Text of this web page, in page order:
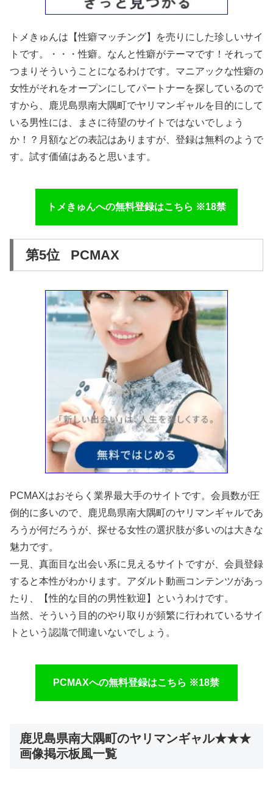
トメきゅんは【性癖マッチング】を売りにした珍しいサイ
トです。・・・性癖。なんと性癖がテーマです！それって
つまりそういうことになるわけです。マニアックな性癖の
女性がそれをオープンにしてパートナーを探しているので
すから、鹿児島県南大隅町でヤリマンギャルを目的にして
いる男性には、まさに待望のサイトではないでしょう
か！？月額などの表記はありますが、登録は無料のようで
す。試す価値はあると思います。
トメきゅんへの無料登録はこちら ※18禁
第5位 PCMAX
PCMAXはおそらく業界最大手のサイトです。会員数が圧
倒的に多いので、鹿児島県南大隅町のヤリマンギャルであ
ろうが何だろうが、探せる女性の選択肢が多いのは大きな
魅力です。
一見、真面目な出会い系に見えるサイトですが、会員登録
すると本性がわかります。アダルト動画コンテンツがあっ
たり、【性的な目的の男性歓迎】というわけです。
当然、そういう目的のやり取りが頻繁に行われているサイ
トという認識で間違いないでしょう。
PCMAXへの無料登録はこちら ※18禁
鹿児島県南大隅町のヤリマンギャル★★★
画像掲示板風一覧